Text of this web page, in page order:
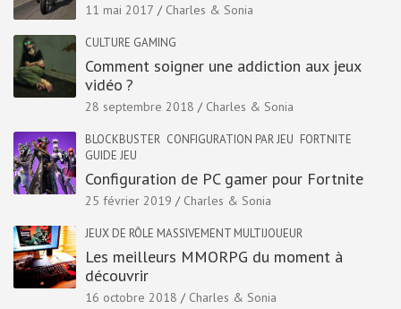
11 mai 2017 Charles & Sonia
CULTURE GAMING
Comment soigner une addiction aux jeux
vidéo ?
28 septembre 2018 Charles & Sonia
BLOCKBUSTER CONFIGURATION PAR JEU FORTNITE
GUIDE JEU
Configuration de PC gamer pour Fortnite
25 février 2019 Charles & Sonia
JEUX DE RÔLE MASSIVEMENT MULTIJOUEUR
Les meilleurs MMORPG du moment à
découvrir
16 octobre 2018 Charles & Sonia